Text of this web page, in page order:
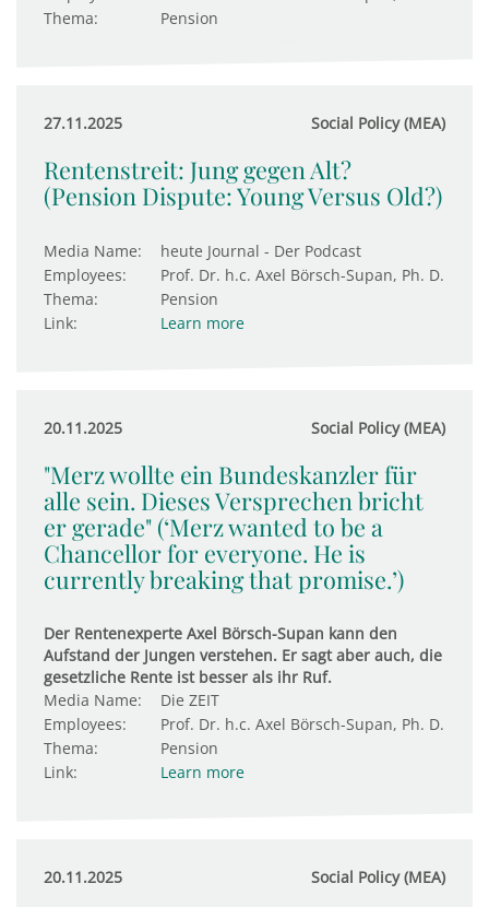
Thema:
Pension
27.11.2025 Social Policy (MEA)
Rentenstreit: Jung gegen Alt?
(Pension Dispute: Young Versus Old?)
Media Name:
heute Journal - Der Podcast
Employees:
Prof. Dr. h.c. Axel Börsch-Supan, Ph. D.
Thema:
Pension
Link:
Learn more
20.11.2025 Social Policy (MEA)
"Merz wollte ein Bundeskanzler für
alle sein. Dieses Versprechen bricht
er gerade" (‘Merz wanted to be a
Chancellor for everyone. He is
currently breaking that promise.’)
Der Rentenexperte Axel Börsch-Supan kann den
Aufstand der Jungen verstehen. Er sagt aber auch, die
gesetzliche Rente ist besser als ihr Ruf.
Media Name:
Die ZEIT
Employees:
Prof. Dr. h.c. Axel Börsch-Supan, Ph. D.
Thema:
Pension
Link:
Learn more
20.11.2025 Social Policy (MEA)